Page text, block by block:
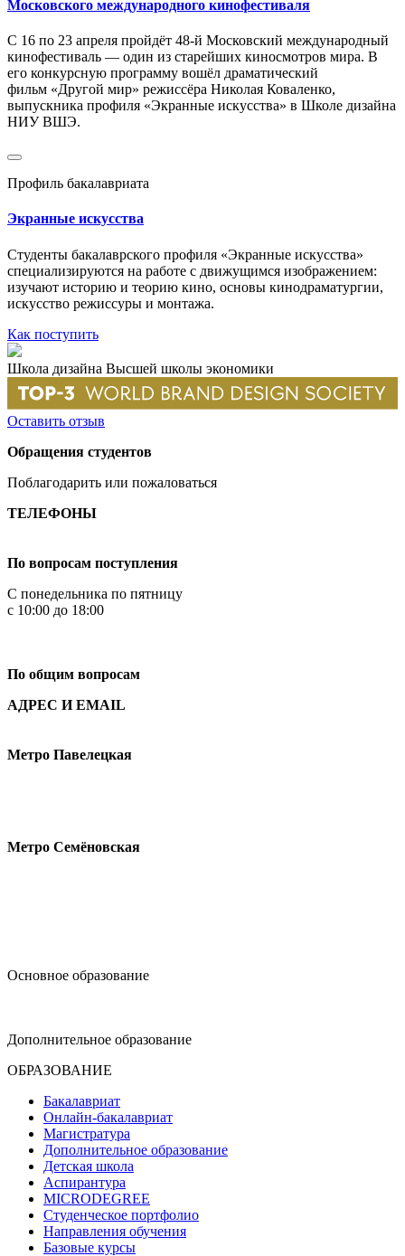
Московского международного кинофестиваля
С 16 по 23 апреля пройдёт 48-й Московский международный
кинофестиваль — один из старейших киносмотров мира. В
его конкурсную программу вошёл драматический
фильм «Другой мир» режиссёра Николая Коваленко,
выпускника профиля «Экранные искусства» в Школе дизайна
НИУ ВШЭ.
Профиль бакалавриата
Экранные искусства
Сту­денты бакалаврского профиля «Экранные искусства»
специализируются на работе с движущимся изображением:
изучают историю и теорию кино, основы кинодраматургии,
искусство режиссуры и монтажа.
Как поступить
Школа дизайна Высшей школы экономики
Оставить отзыв
Обращения студентов
Поблагодарить или пожаловаться
ТЕЛЕФОНЫ
По вопросам поступления
С понедельника по пятницу
с 10:00 до 18:00
По общим вопросам
АДРЕС И EMAIL
Метро Павелецкая
Метро Семёновская
Основное образование
Дополнительное образование
ОБРАЗОВАНИЕ
Бакалавриат
Онлайн-бакалавриат
Магистратура
Дополнительное образование
Детская школа
Аспирантура
MICRODEGREE
Студенческое портфолио
Направления обучения
Базовые курсы